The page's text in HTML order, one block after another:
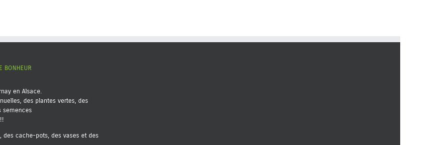
BONHEUR
en Alsace.
des plantes vertes, des
semences
des cache-pots, des vases et des